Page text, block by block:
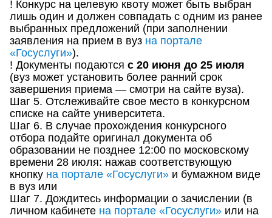
! Конкурс на целевую квоту может быть выбран
лишь один и должен совпадать с одним из ранее
выбранных предложений (при заполнении
заявления на прием в вуз на портале
«Госуслуги»).
! Документы подаются с 20 июня до 25 июля
(вуз может установить более ранний срок
завершения приема — смотри на сайте вуза).
Шаг 5. Отслеживайте свое место в конкурсном
списке на сайте университета.
Шаг 6. В случае прохождения конкурсного
отбора подайте оригинал документа об
образовании не позднее 12:00 по московскому
времени 28 июля: нажав соответствующую
кнопку на портале «Госуслуги» и бумажном виде
в вуз или
Шаг 7. Дождитесь информации о зачислении (в
личном кабинете на портале «Госуслуги» или на